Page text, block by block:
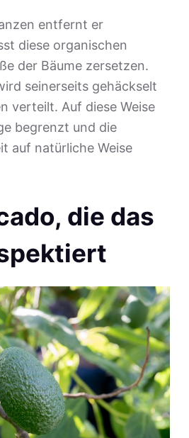
entfernt er
diese organischen
der Bäume zersetzen.
seinerseits gehäckselt
verteilt. Auf diese Weise
begrenzt und die
auf natürliche Weise
die das